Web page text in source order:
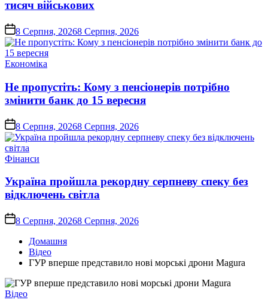
тисяч військових
on8 Серпня, 20268 Серпня, 2026
Опублікувати
Економіка
Не пропустіть: Кому з пенсіонерів потрібно
змінити банк до 15 вересня
on8 Серпня, 20268 Серпня, 2026
Опублікувати
Фінанси
Україна пройшла рекордну серпневу спеку без
відключень світла
on8 Серпня, 20268 Серпня, 2026
Домашня
Відео
ГУР вперше представило нові морські дрони Magura
Опублікувати
Відео